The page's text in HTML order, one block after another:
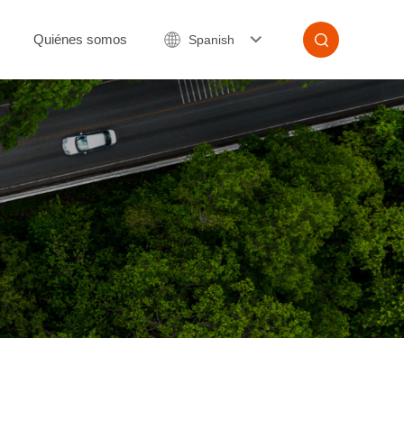
Spanish
Quiénes somos